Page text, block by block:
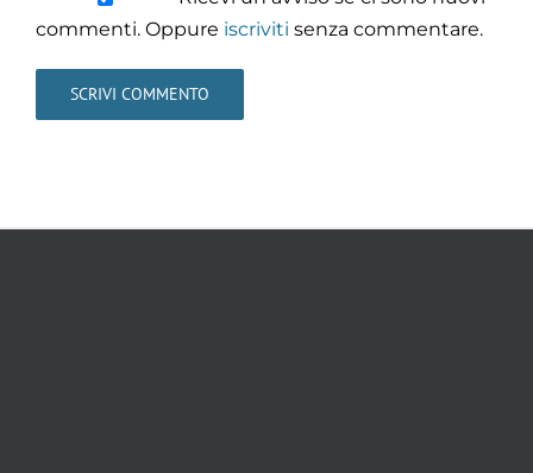
commenti. Oppure iscriviti senza commentare.